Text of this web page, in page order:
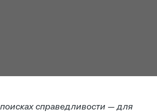
справедливости — для